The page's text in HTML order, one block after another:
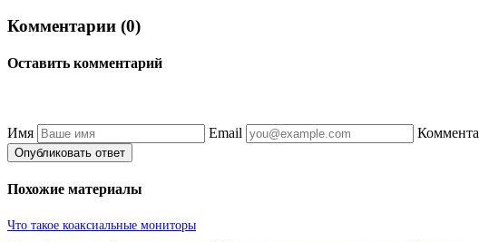
Комментарии (0)
Оставить комментарий
Имя Email
Опубликовать ответ
Похожие материалы
Что такое коаксиальные мониторы